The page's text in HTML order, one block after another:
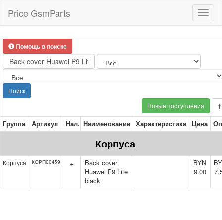
Price GsmParts
Помощь в поиске
Поиск
Новые поступления
↑
Группа Артикул Нал. Наименование Характеристика Цена
Корпуса
Корпуса КОРП00459 +
Back cover
Huawei P9 Lite
black
BYN
9.00